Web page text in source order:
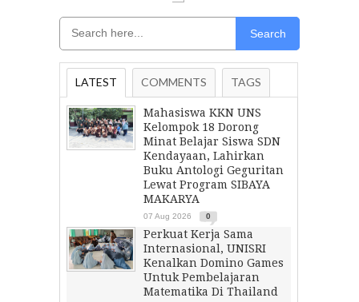
Search
LATEST COMMENTS TAGS
Mahasiswa KKN UNS
Kelompok 18 Dorong
Minat Belajar Siswa SDN
Kendayaan, Lahirkan
Buku Antologi Geguritan
Lewat Program SIBAYA
MAKARYA
07 Aug 2026 0
Perkuat Kerja Sama
Internasional, UNISRI
Kenalkan Domino Games
Untuk Pembelajaran
Matematika Di Thailand